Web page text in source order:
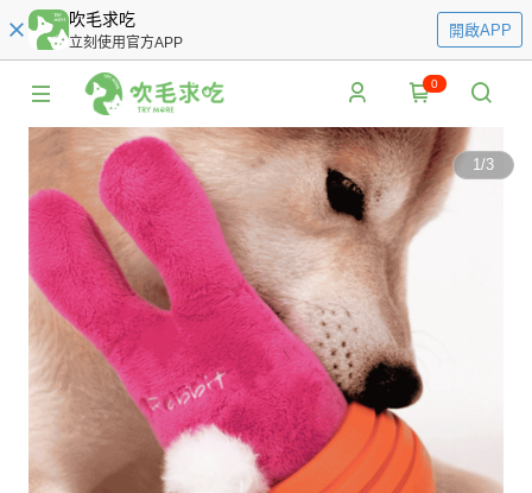
吹毛求吃
立刻使用官方APP
開啟APP
0
1/3